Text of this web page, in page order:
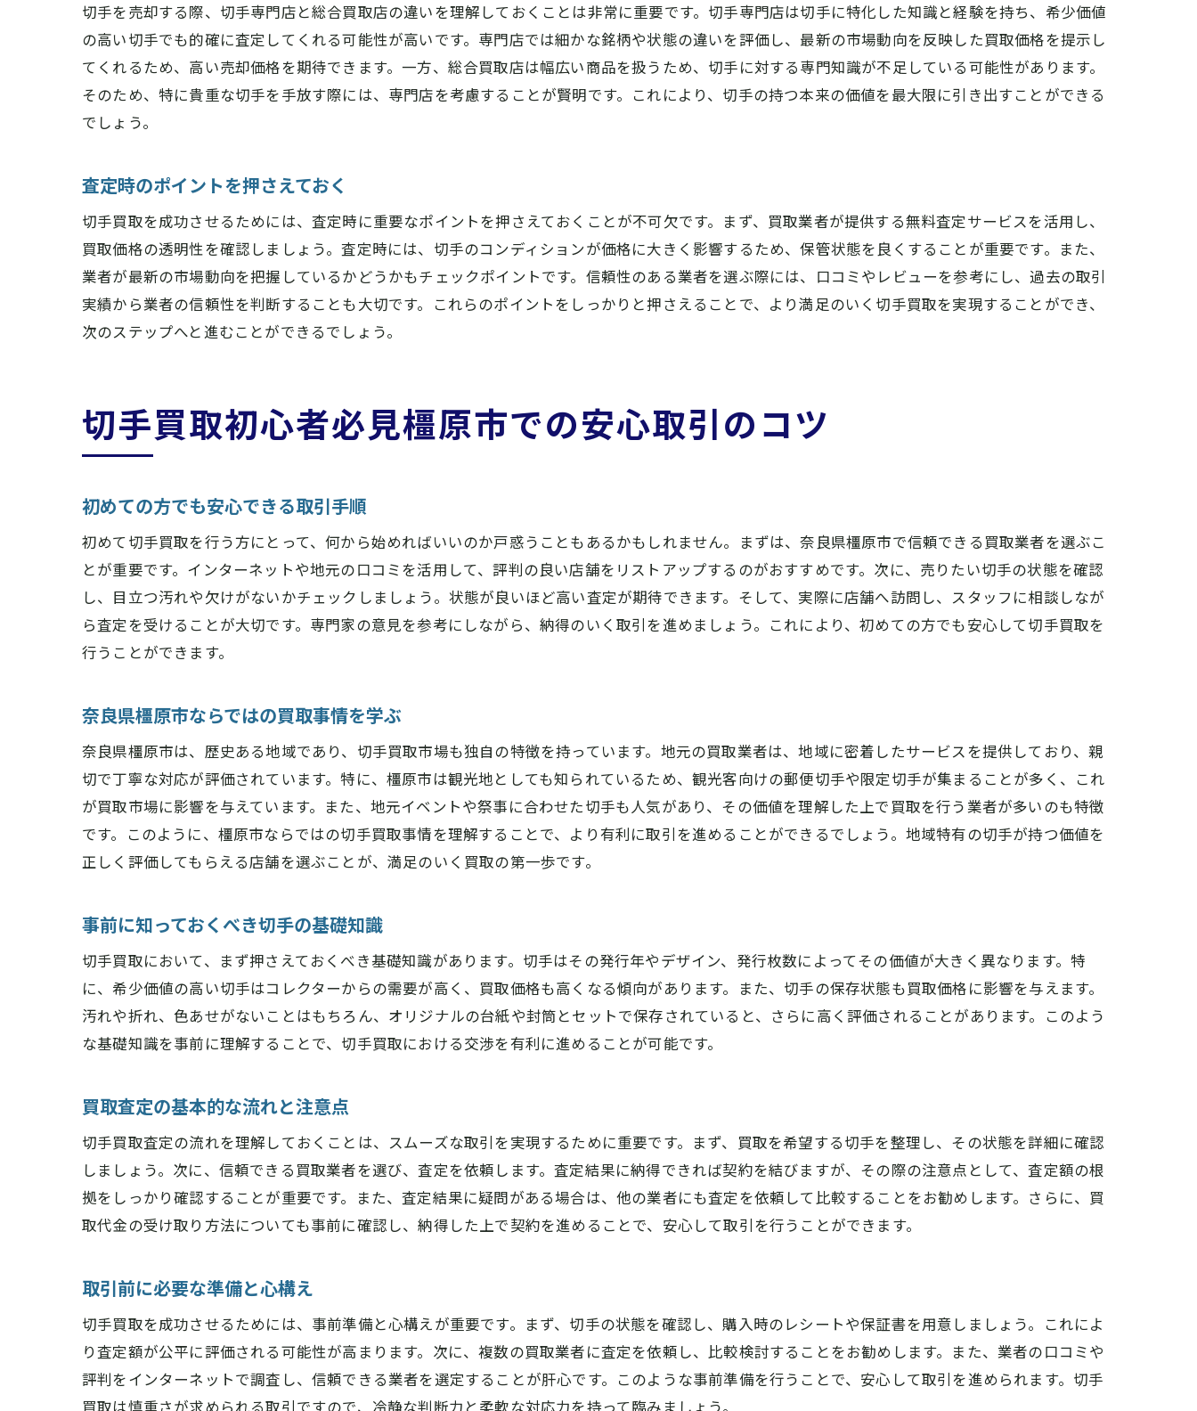
橿原市の切手文化を知るスタッフ
近隣でのサポート体制の充実
橿原市の切手買取適正価格を見極める方法
適正価格に到達するためのプロセス
価格に影響する要因を把握する
安心して利用できる橿原市の切手買取店舗の特徴
店舗の清潔感と雰囲気の良さ
切手買取の基本知識を身につける
悪徳業者を見分けるポイント
買取契約書の読み方を理解する
切手を売却する際、切手専門店と総合買取店の違いを理解しておくことは非常に重要です。切手専門店は切手に特化した知識と経験を持ち、希少価値
の高い切手でも的確に査定してくれる可能性が高いです。専門店では細かな銘柄や状態の違いを評価し、最新の市場動向を反映した買取価格を提示し
てくれるため、高い売却価格を期待できます。一方、総合買取店は幅広い商品を扱うため、切手に対する専門知識が不足している可能性があります。
そのため、特に貴重な切手を手放す際には、専門店を考慮することが賢明です。これにより、切手の持つ本来の価値を最大限に引き出すことができる
でしょう。
査定時のポイントを押さえておく
切手買取を成功させるためには、査定時に重要なポイントを押さえておくことが不可欠です。まず、買取業者が提供する無料査定サービスを活用し、
買取価格の透明性を確認しましょう。査定時には、切手のコンディションが価格に大きく影響するため、保管状態を良くすることが重要です。また、
業者が最新の市場動向を把握しているかどうかもチェックポイントです。信頼性のある業者を選ぶ際には、口コミやレビューを参考にし、過去の取引
実績から業者の信頼性を判断することも大切です。これらのポイントをしっかりと押さえることで、より満足のいく切手買取を実現することができ、
次のステップへと進むことができるでしょう。
切手買取初心者必見橿原市での安心取引のコツ
初めての方でも安心できる取引手順
初めて切手買取を行う方にとって、何から始めればいいのか戸惑うこともあるかもしれません。まずは、奈良県橿原市で信頼できる買取業者を選ぶこ
とが重要です。インターネットや地元の口コミを活用して、評判の良い店舗をリストアップするのがおすすめです。次に、売りたい切手の状態を確認
し、目立つ汚れや欠けがないかチェックしましょう。状態が良いほど高い査定が期待できます。そして、実際に店舗へ訪問し、スタッフに相談しなが
ら査定を受けることが大切です。専門家の意見を参考にしながら、納得のいく取引を進めましょう。これにより、初めての方でも安心して切手買取を
行うことができます。
奈良県橿原市ならではの買取事情を学ぶ
奈良県橿原市は、歴史ある地域であり、切手買取市場も独自の特徴を持っています。地元の買取業者は、地域に密着したサービスを提供しており、親
切で丁寧な対応が評価されています。特に、橿原市は観光地としても知られているため、観光客向けの郵便切手や限定切手が集まることが多く、これ
が買取市場に影響を与えています。また、地元イベントや祭事に合わせた切手も人気があり、その価値を理解した上で買取を行う業者が多いのも特徴
です。このように、橿原市ならではの切手買取事情を理解することで、より有利に取引を進めることができるでしょう。地域特有の切手が持つ価値を
正しく評価してもらえる店舗を選ぶことが、満足のいく買取の第一歩です。
事前に知っておくべき切手の基礎知識
切手買取において、まず押さえておくべき基礎知識があります。切手はその発行年やデザイン、発行枚数によってその価値が大きく異なります。特
に、希少価値の高い切手はコレクターからの需要が高く、買取価格も高くなる傾向があります。また、切手の保存状態も買取価格に影響を与えます。
汚れや折れ、色あせがないことはもちろん、オリジナルの台紙や封筒とセットで保存されていると、さらに高く評価されることがあります。このよう
な基礎知識を事前に理解することで、切手買取における交渉を有利に進めることが可能です。
買取査定の基本的な流れと注意点
切手買取査定の流れを理解しておくことは、スムーズな取引を実現するために重要です。まず、買取を希望する切手を整理し、その状態を詳細に確認
しましょう。次に、信頼できる買取業者を選び、査定を依頼します。査定結果に納得できれば契約を結びますが、その際の注意点として、査定額の根
拠をしっかり確認することが重要です。また、査定結果に疑問がある場合は、他の業者にも査定を依頼して比較することをお勧めします。さらに、買
取代金の受け取り方法についても事前に確認し、納得した上で契約を進めることで、安心して取引を行うことができます。
取引前に必要な準備と心構え
切手買取を成功させるためには、事前準備と心構えが重要です。まず、切手の状態を確認し、購入時のレシートや保証書を用意しましょう。これによ
り査定額が公平に評価される可能性が高まります。次に、複数の買取業者に査定を依頼し、比較検討することをお勧めします。また、業者の口コミや
評判をインターネットで調査し、信頼できる業者を選定することが肝心です。このような事前準備を行うことで、安心して取引を進められます。切手
買取は慎重さが求められる取引ですので、冷静な判断力と柔軟な対応力を持って臨みましょう。